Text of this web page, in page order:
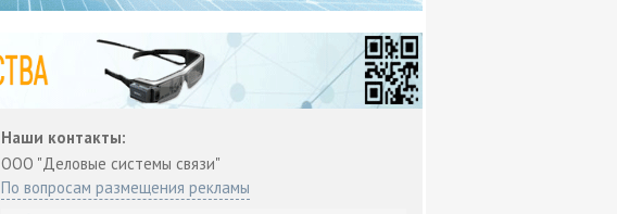
Наши контакты:
ООО "Деловые системы связи"
По вопросам размещения рекламы